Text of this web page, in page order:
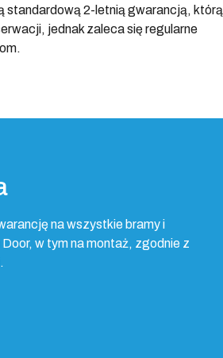
standardową 2-letnią gwarancją, którą
jednak zaleca się regularne
na wszystkie bramy i
w tym na montaż, zgodnie z